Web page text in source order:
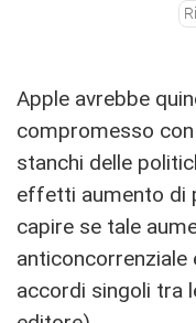
Apple avrebbe
compromesso con
stanchi delle
effetti aumento di
capire se tale
accordi singoli tra